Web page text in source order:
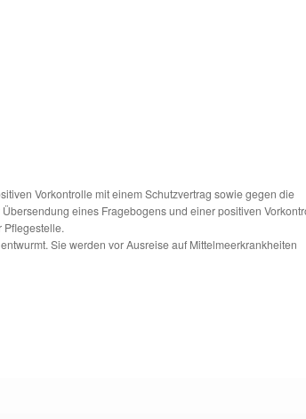
Vorkontrolle mit einem Schutzvertrag sowie gegen die
eines Fragebogens und einer positiven
Pflegestelle.
Sie werden vor Ausreise auf Mittelmeerkrankheiten